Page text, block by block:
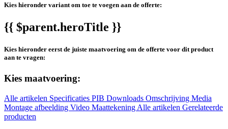
Kies hieronder variant om toe te voegen aan de offerte:
{{ $parent.heroTitle }}
Kies hieronder eerst de juiste maatvoering om de offerte voor dit product
aan te vragen:
Kies maatvoering:
Alle artikelen Specificaties PIB Downloads Omschrijving Media
Montage afbeelding Video Maattekening Alle artikelen Gerelateerde
producten